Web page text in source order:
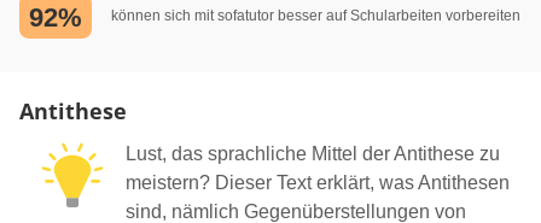
92% können sich mit sofatutor besser auf Schularbeiten vorbereiten
Antithese
Lust, das sprachliche Mittel der Antithese zu
meistern? Dieser Text erklärt, was Antithesen
sind, nämlich Gegenüberstellungen von